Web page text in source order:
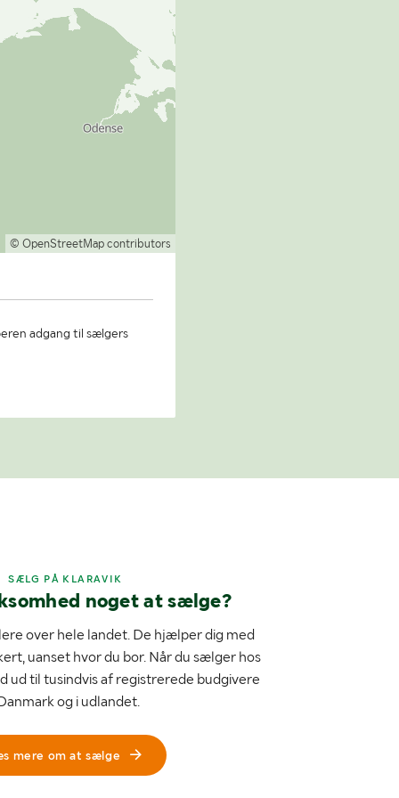
© OpenStreetMap contributors
adgang til sælgers
SÆLG PÅ KLARAVIK
noget at sælge?
over hele landet. De hjælper dig med
uanset hvor du bor. Når du sælger hos
ud til tusindvis af registrerede budgivere
og i udlandet.
mere om at sælge